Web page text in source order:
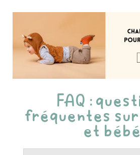
FAQ :
fréquentes
et bébé